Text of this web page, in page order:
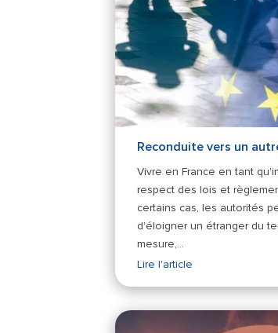
Reconduite vers un
Vivre en France en tant
respect des lois et
certains cas, les autorités
d'éloigner un étranger du
mesure,…
Lire l'article